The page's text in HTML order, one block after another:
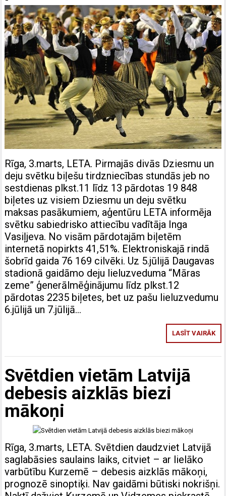
Rīga, 3.marts, LETA. Pirmajās divās Dziesmu un
deju svētku biļešu tirdzniecības stundās jeb no
sestdienas plkst.11 līdz 13 pārdotas 19 848
biļetes uz visiem Dziesmu un deju svētku
maksas pasākumiem, aģentūru LETA informēja
svētku sabiedrisko attiecību vadītāja Inga
Vasiļjeva. No visām pārdotajām biļetēm
internetā nopirkts 41,51%. Elektroniskajā rindā
šobrīd gaida 76 169 cilvēki. Uz 5.jūlijā Daugavas
stadionā gaidāmo deju lieluzveduma “Māras
zeme” ģenerālmēģinājumu līdz plkst.12
pārdotas 2235 biļetes, bet uz pašu lieluzvedumu
6.jūlijā un 7.jūlijā…
LASĪT VAIRĀK
Svētdien vietām Latvijā
debesis aizklās biezi
mākoņi
Rīga, 3.marts, LETA. Svētdien daudzviet Latvijā
saglabāsies saulains laiks, citviet – ar lielāko
varbūtību Kurzemē – debesis aizklās mākoņi,
prognozē sinoptiķi. Nav gaidāmi būtiski nokrišņi.